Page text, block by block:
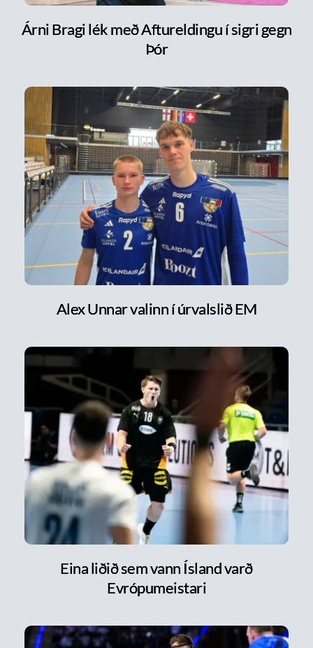
Árni Bragi lék með Aftureldingu í sigri gegn
Þór
Alex Unnar valinn í úrvalslið EM
Eina liðið sem vann Ísland varð
Evrópumeistari